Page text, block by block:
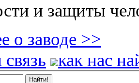
и защиты
о заводе >>
как нас